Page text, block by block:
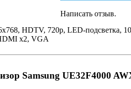
Написать отзыв.
HDTV, 720p, LED-подсветка,
x2, VGA
Samsung UE32F4000